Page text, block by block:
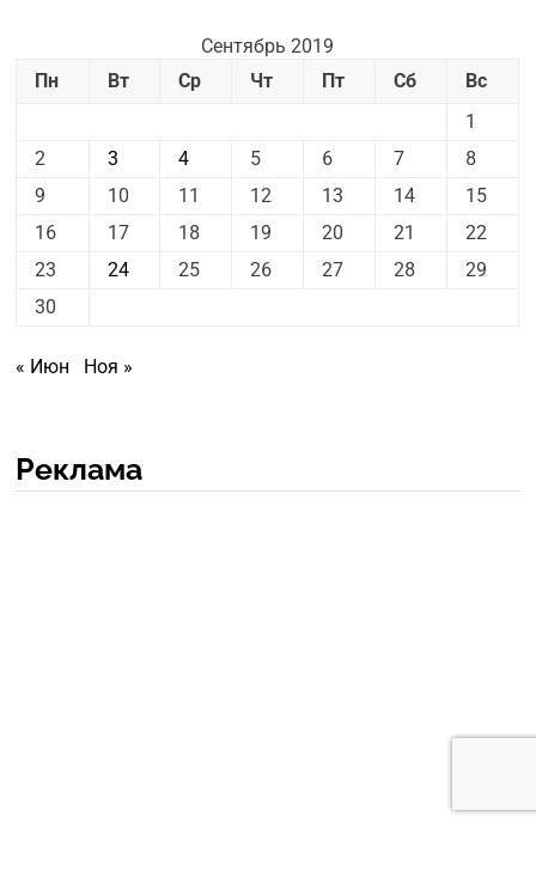
Сентябрь 2019
Пн
Вт Ср Чт Пт Сб
Вс
1
2
3 4 5 6 7
8
9
10 11 12 13 14
15
16
17 18 19 20 21
22
23
24 25 26 27 28
29
30
« Июн Ноя »
Реклама